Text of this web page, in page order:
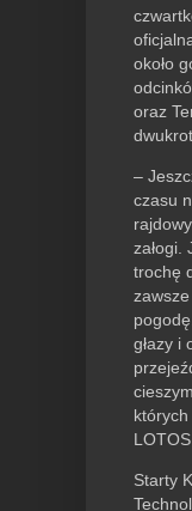
około
oraz
–
czasu
załogi.
trochę
głazy i
Starty